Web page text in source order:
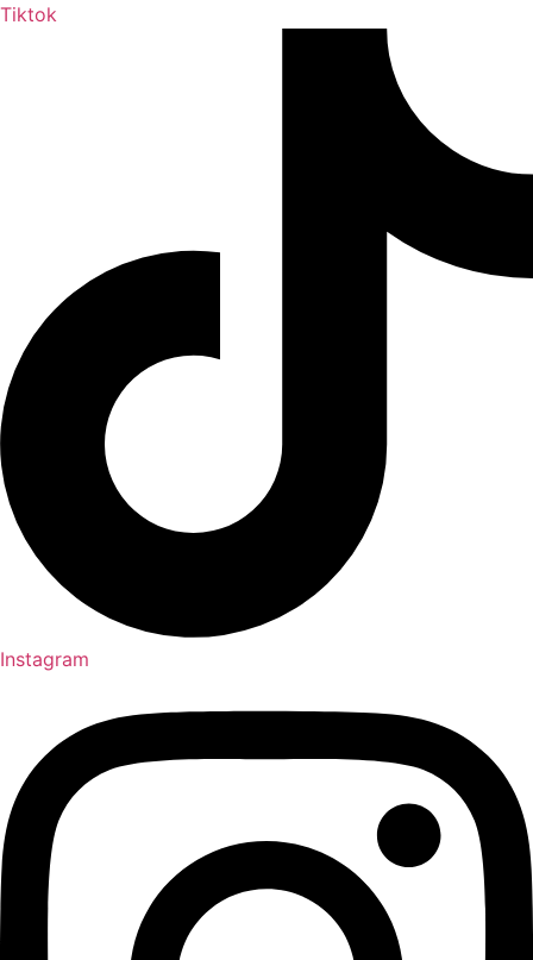
Tiktok
Instagram